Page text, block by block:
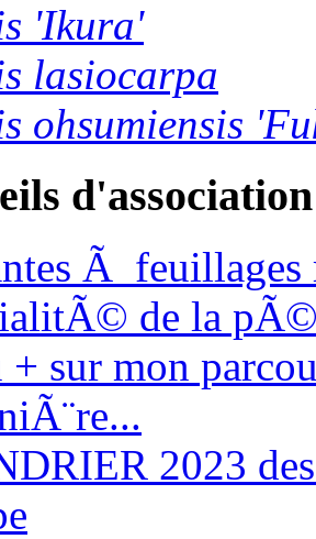
'Ikura'
lasiocarpa
ohsumiensis
d'association
Ã feuillages
de la
+ sur mon
2023